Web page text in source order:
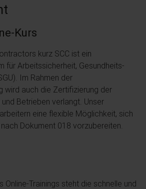
Kurs
kurz SCC ist ein
für Arbeitssicherheit, Gesundheits-
Im Rahmen der
wird auch die Zertifizierung der
Betrieben verlangt. Unser
eine flexible Möglichkeit, sich
Dokument 018 vorzubereiten.
Online-Trainings steht die schnelle und